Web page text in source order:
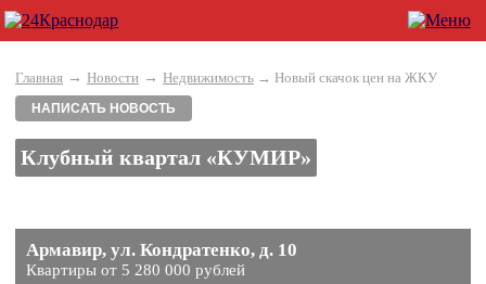
Главная → Новости → Недвижимость → Новый скачок цен на ЖКУ
НАПИСАТЬ НОВОСТЬ
Клубный квартал «КУМИР»
Армавир, ул. Кондратенко, д. 10
Квартиры от 5 280 000 рублей